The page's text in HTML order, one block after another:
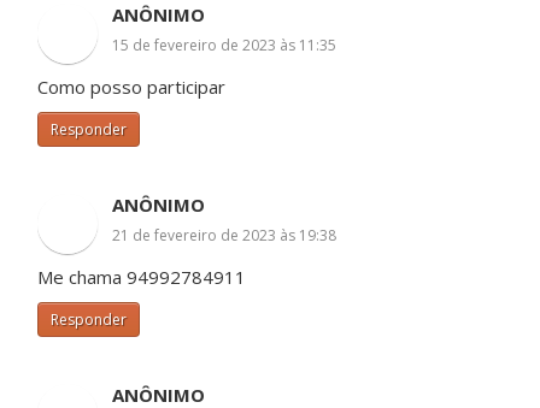
ANÔNIMO
15 de fevereiro de 2023 às 11:35
Como posso participar
Responder
ANÔNIMO
21 de fevereiro de 2023 às 19:38
Me chama 94992784911
Responder
ANÔNIMO